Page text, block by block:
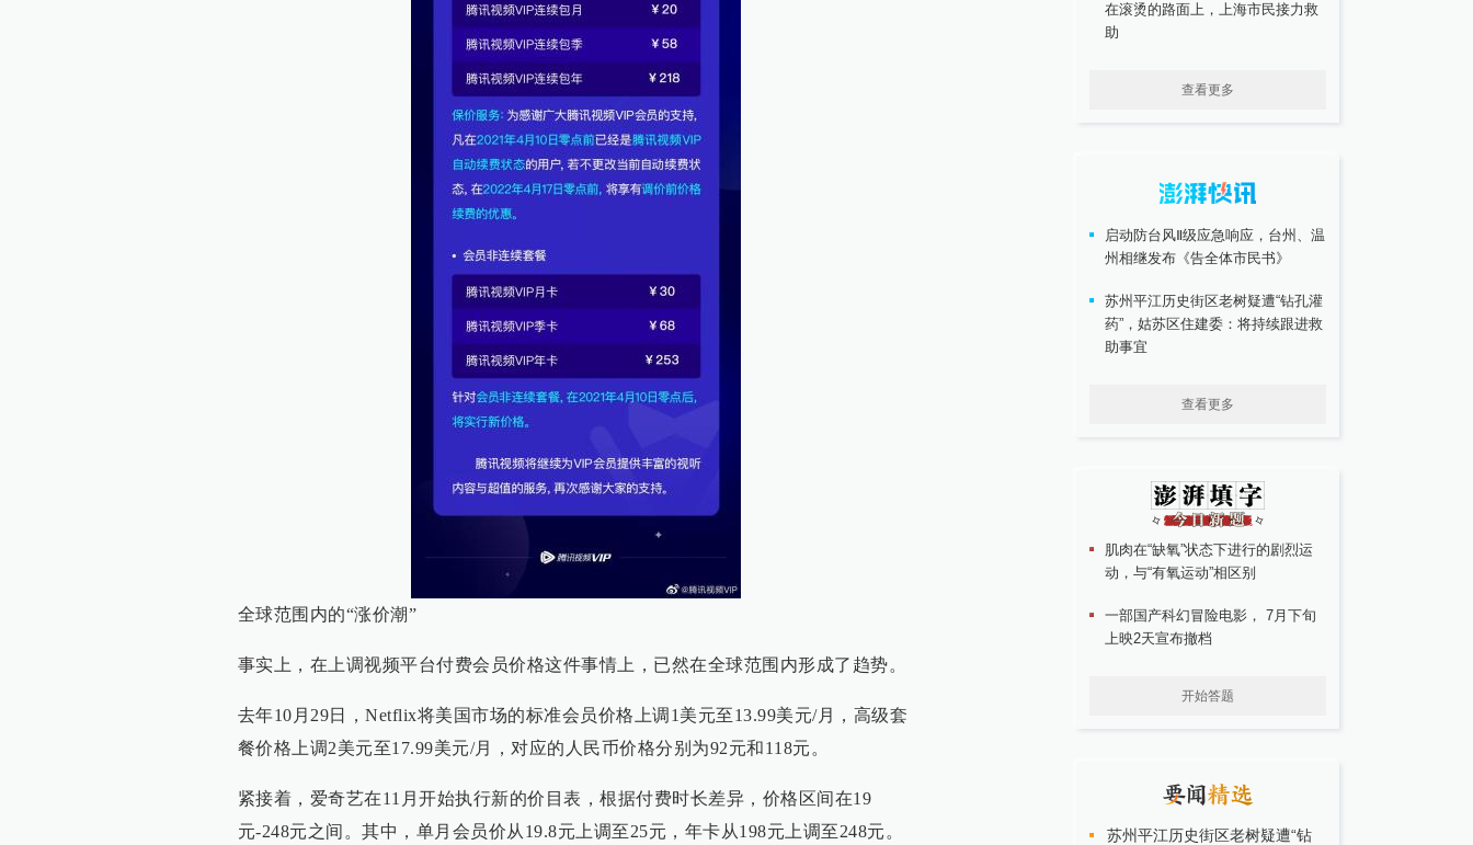
全球范围内的“涨价潮”
事实上，在上调视频平台付费会员价格这件事情上，已然在全球范围内形成了趋势。
去年10月29日，Netflix将美国市场的标准会员价格上调1美元至13.99美元/月，高级套
餐价格上调2美元至17.99美元/月，对应的人民币价格分别为92元和118元。
紧接着，爱奇艺在11月开始执行新的价目表，根据付费时长差异，价格区间在19
元-248元之间。其中，单月会员价从19.8元上调至25元，年卡从198元上调至248元。
在滚烫的路面上，上海市民接力救
助
查看更多
启动防台风Ⅱ级应急响应，台州、温
州相继发布《告全体市民书》
苏州平江历史街区老树疑遭“钻孔灌
药”，姑苏区住建委：将持续跟进救
助事宜
查看更多
肌肉在“缺氧”状态下进行的剧烈运
动，与“有氧运动”相区别
一部国产科幻冒险电影， 7月下旬
上映2天宣布撤档
开始答题
苏州平江历史街区老树疑遭“钻